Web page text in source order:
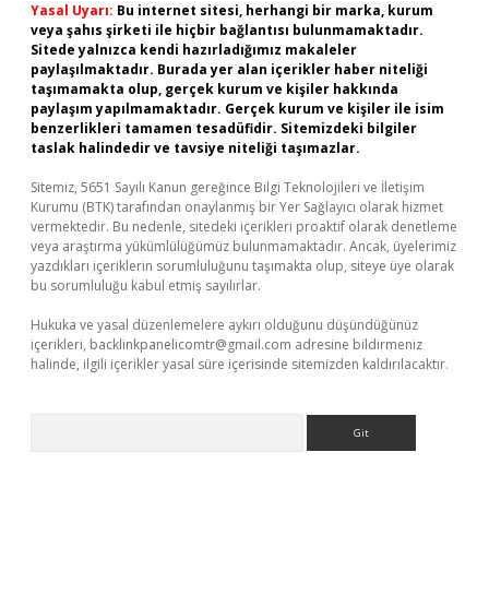
Yasal Uyarı: Bu internet sitesi, herhangi bir marka, kurum
veya şahıs şirketi ile hiçbir bağlantısı bulunmamaktadır.
Sitede yalnızca kendi hazırladığımız makaleler
paylaşılmaktadır. Burada yer alan içerikler haber niteliği
taşımamakta olup, gerçek kurum ve kişiler hakkında
paylaşım yapılmamaktadır. Gerçek kurum ve kişiler ile isim
benzerlikleri tamamen tesadüfidir. Sitemizdeki bilgiler
taslak halindedir ve tavsiye niteliği taşımazlar.
Sitemiz, 5651 Sayılı Kanun gereğince Bilgi Teknolojileri ve İletişim
Kurumu (BTK) tarafından onaylanmış bir Yer Sağlayıcı olarak hizmet
vermektedir. Bu nedenle, sitedeki içerikleri proaktif olarak denetleme
veya araştırma yükümlülüğümüz bulunmamaktadır. Ancak, üyelerimiz
yazdıkları içeriklerin sorumluluğunu taşımakta olup, siteye üye olarak
bu sorumluluğu kabul etmiş sayılırlar.
Hukuka ve yasal düzenlemelere aykırı olduğunu düşündüğünüz
içerikleri, backlinkpanelicomtr@gmail.com adresine bildirmeniz
halinde, ilgili içerikler yasal süre içerisinde sitemizden kaldırılacaktır.